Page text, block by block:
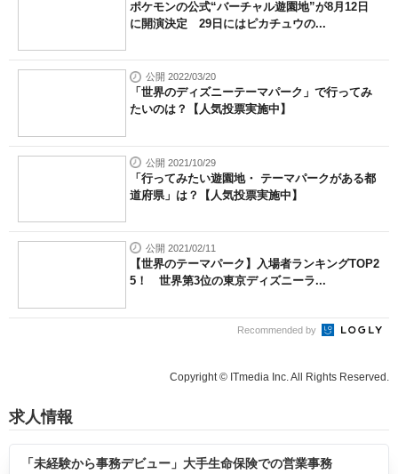
ポケモンの公式“バーチャル遊園地”が8月12日
に開演決定 29日にはピカチュウの...
公開 2022/03/20
「世界のディズニーテーマパーク」で行ってみ
たいのは？【人気投票実施中】
公開 2021/10/29
「行ってみたい遊園地・ テーマパークがある都
道府県」は？【人気投票実施中】
公開 2021/02/11
【世界のテーマパーク】入場者ランキングTOP2
5！ 世界第3位の東京ディズニーラ...
Recommended by
Copyright © ITmedia Inc. All Rights Reserved.
求人情報
「未経験から事務デビュー」大手生命保険での営業事務